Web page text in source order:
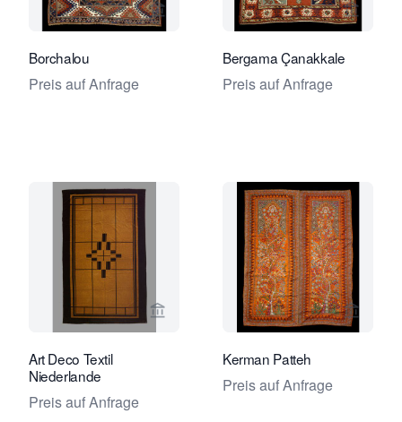
Verkaeuferseite von Foumani
Borchalou
Preis auf Anfrage
Bergama Çanakkale
Preis auf Anfrage
Verkaeuferseite von Foumani
Art Deco Textil
Niederlande
Preis auf Anfrage
Kerman Patteh
Preis auf Anfrage